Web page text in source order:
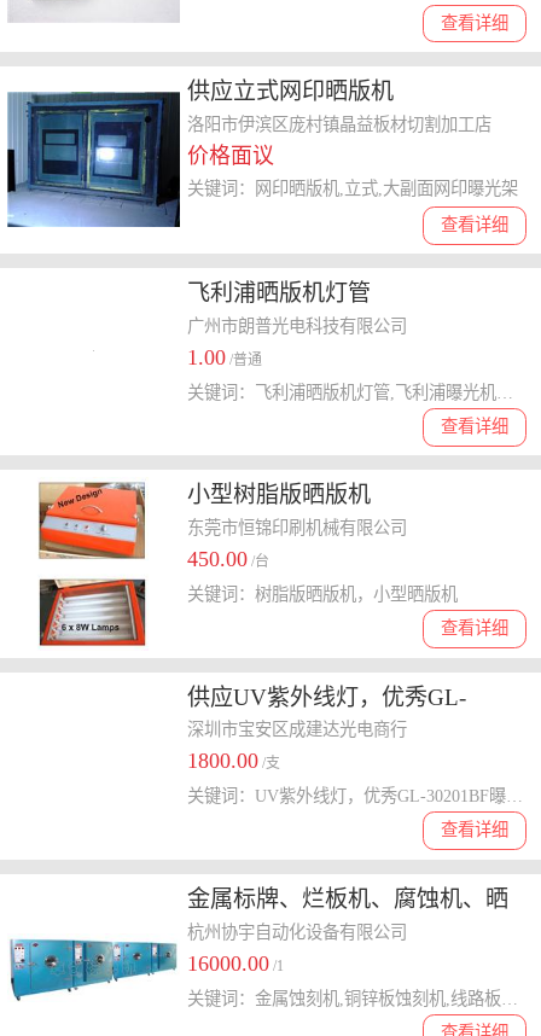
查看详细
供应立式网印晒版机
洛阳市伊滨区庞村镇晶益板材切割加工店
价格面议
查看详细
关键词：网印晒版机,立式,大副面网印曝光架
飞利浦晒版机灯管
广州市朗普光电科技有限公司
1.00 /普通
查看详细
小型树脂版晒版机
东莞市恒锦印刷机械有限公司
450.00 /台
查看详细
关键词：树脂版晒版机，小型晒版机
供应UV紫外线灯，优秀GL-
30201BF曝光灯，3KW晒版机灯
价格
深圳市宝安区成建达光电商行
1800.00 /支
查看详细
关键词：UV紫外线灯，优秀GL-30201BF曝光灯，3KW晒版机灯价格
金属标牌、烂板机、腐蚀机、晒
版机、
杭州协宇自动化设备有限公司
16000.00 /1
查看详细